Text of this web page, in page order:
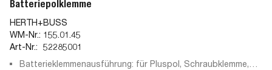
Batteriepolklemme
HERTH+BUSS
WM-Nr.: 155.01.45
Art-Nr.: 52285001
Batterieklemmenausführung: für Pluspol, Schraubklemme,